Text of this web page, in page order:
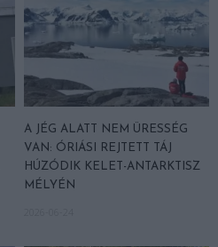
A JÉG ALATT NEM ÜRESSÉG
VAN: ÓRIÁSI REJTETT TÁJ
HÚZÓDIK KELET-ANTARKTISZ
MÉLYÉN